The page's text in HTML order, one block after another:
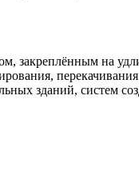
закреплённым на
зданий, систем